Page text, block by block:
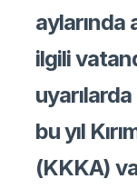
aylarında
ilgili
bu yıl
(KKKA)